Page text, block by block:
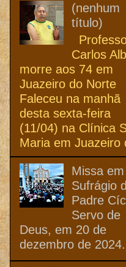
(nenhum
título)
Carlos
morre aos 74 em
Juazeiro do Norte
Faleceu na manhã
desta sexta-feira
(11/04) na Clínica
Maria em Juazeiro
Missa em
Sufrágio
Padre
Servo de
Deus, em 20 de
dezembro de 2024.